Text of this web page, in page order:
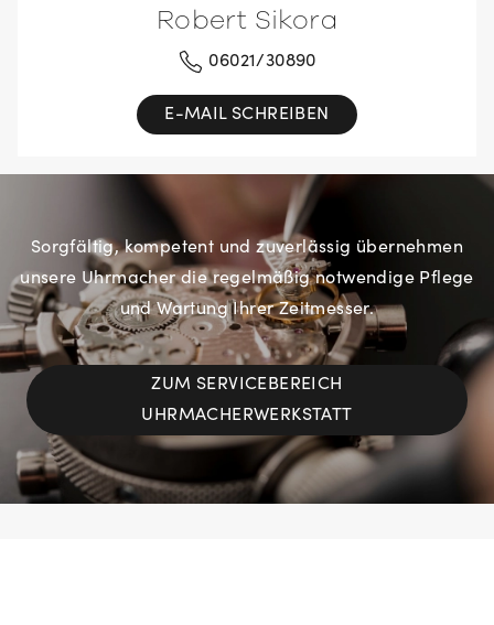
Robert Sikora
06021/30890
E-MAIL SCHREIBEN
Sorgfältig, kompetent und zuverlässig übernehmen
unsere Uhrmacher die regelmäßig notwendige Pflege
und Wartung Ihrer Zeitmesser.
ZUM SERVICEBEREICH
UHRMACHERWERKSTATT